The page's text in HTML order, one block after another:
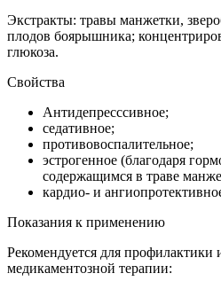
Экстракты: травы манжетки,
плодов боярышника;
глюкоза.
Свойства
Антидепресссивное;
седативное;
противовоспалительное;
эстрогенное (благодаря
содержащимся в траве
кардио- и
Показания к применению
Рекомендуется для профилактики
медикаментозной терапии: